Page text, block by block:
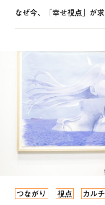
なぜ今、「幸せ視点」が
つながり 視点 カル